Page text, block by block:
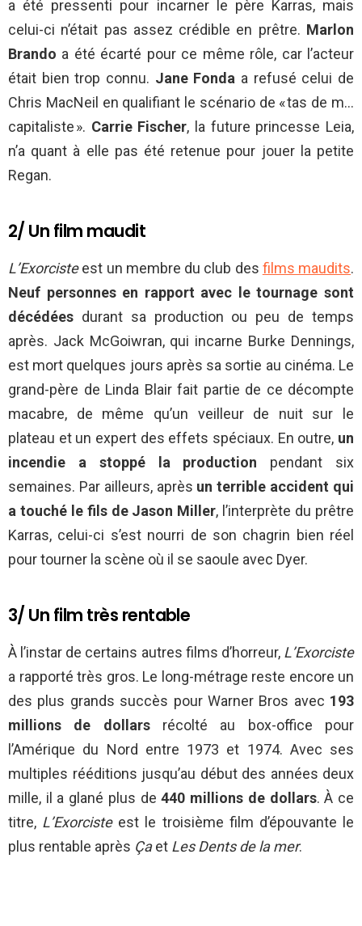
a été pressenti pour incarner le père Karras, mais
celui-ci n’était pas assez crédible en prêtre. Marlon
Brando a été écarté pour ce même rôle, car l’acteur
était bien trop connu. Jane Fonda a refusé celui de
Chris MacNeil en qualifiant le scénario de « tas de m…
capitaliste ». Carrie Fischer, la future princesse Leia,
n’a quant à elle pas été retenue pour jouer la petite
Regan.
2/ Un film maudit
L’Exorcisteest un membre du club des films maudits.
Neuf personnes en rapport avec le tournage sont
décédées durant sa production ou peu de temps
après. Jack McGoiwran, qui incarne Burke Dennings,
est mort quelques jours après sa sortie au cinéma. Le
grand-père de Linda Blair fait partie de ce décompte
macabre, de même qu’un veilleur de nuit sur le
plateau et un expert des effets spéciaux. En outre, un
incendie a stoppé la production pendant six
semaines. Par ailleurs, après un terrible accident qui
a touché le fils de Jason Miller, l’interprète du prêtre
Karras, celui-ci s’est nourri de son chagrin bien réel
pour tourner la scène où il se saoule avec Dyer.
3/ Un film très rentable
À l’instar de certains autres films d’horreur, L’Exorciste
a rapporté très gros. Le long-métrage reste encore un
des plus grands succès pour Warner Bros avec 193
millions de dollarsrécolté au box-office pour
l’Amérique du Nord entre 1973 et 1974. Avec ses
multiples rééditions jusqu’au début des années deux
mille, il a glané plus de440 millions de dollars. À ce
titre, L’Exorcisteest le troisième film d’épouvante le
plus rentable après Çaet Les Dents de la mer.